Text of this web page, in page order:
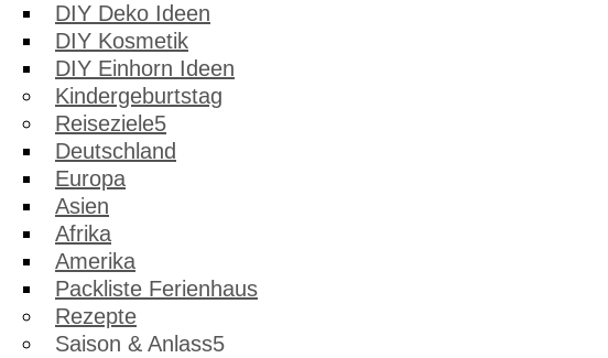
DIY Deko Ideen
DIY Kosmetik
DIY Einhorn Ideen
Kindergeburtstag
Reiseziele
Deutschland
Europa
Asien
Afrika
Amerika
Packliste Ferienhaus
Rezepte
Saison & Anlass